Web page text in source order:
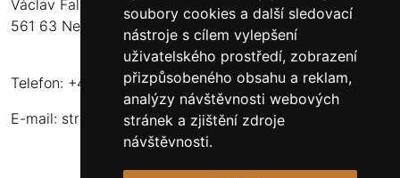
soubory cookies a další sledovací
nástroje s cílem vylepšení
uživatelského prostředí, zobrazení
přizpůsobeného obsahu a reklam,
analýzy návštěvnosti webových
stránek a zjištění zdroje
návštěvnosti.
Václav Faltus
561 63 Nekoř 251
Telefon: +420 732 173 483
E-mail: stromkynekor@seznam.cz